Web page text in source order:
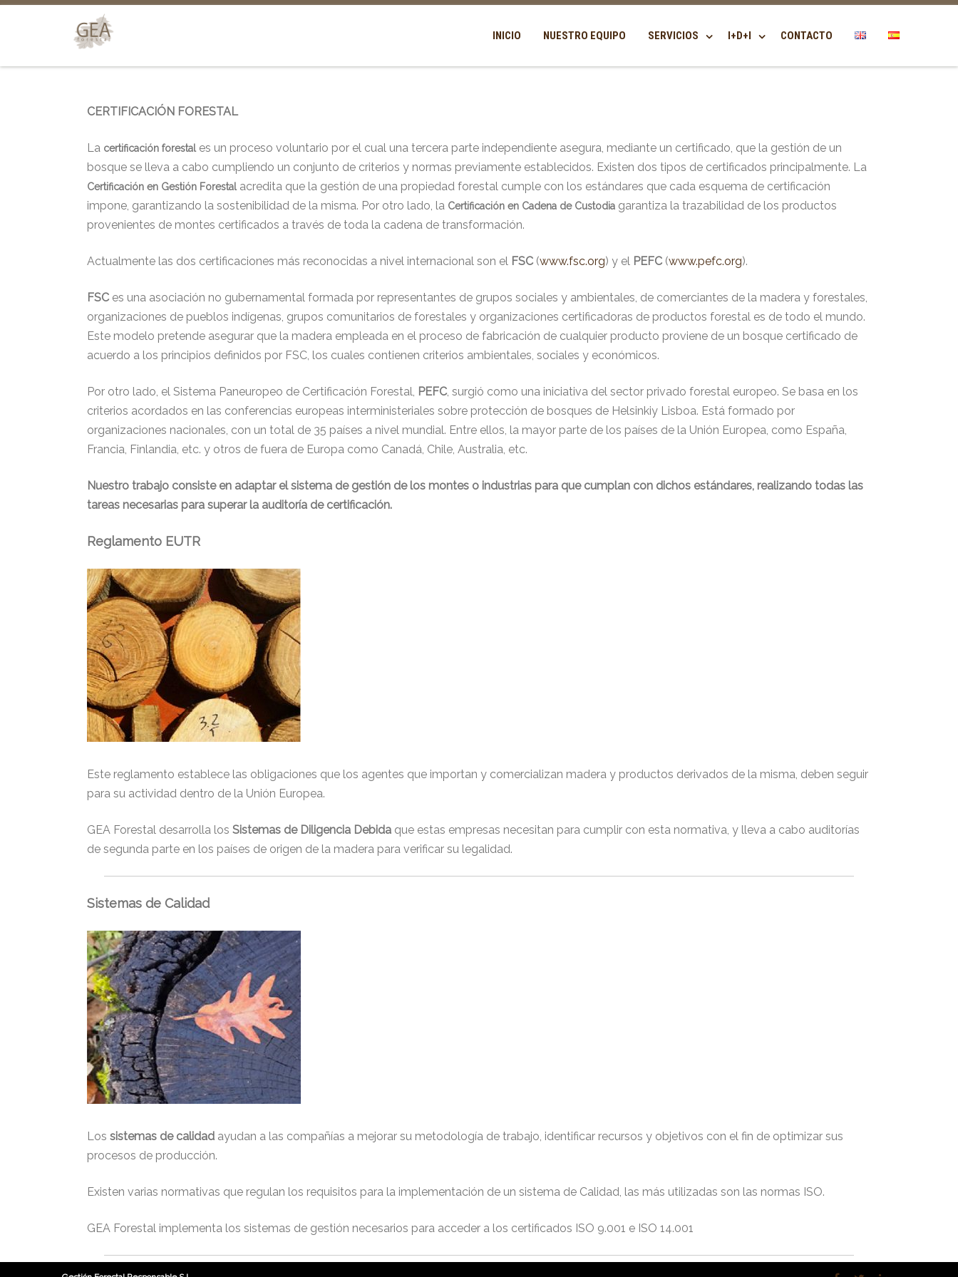
INICIO NUESTRO EQUIPO SERVICIOS I+D+I CONTACTO
CERTIFICACIÓN FORESTAL
La certificación forestales un proceso voluntario por el cual una tercera parte independiente asegura, mediante un certificado, que la gestión de un
bosque se lleva a cabo cumpliendo un conjunto de criterios y normas previamente establecidos. Existen dos tipos de certificados principalmente. La
Certificación en Gestión Forestalacredita que la gestión de una propiedad forestal cumple con los estándares que cada esquema de certificación
impone, garantizando la sostenibilidad de la misma. Por otro lado, la Certificación en Cadena de Custodia garantiza la trazabilidad de los productos
provenientes de montes certificados a través de toda la cadena de transformación.
Actualmente las dos certificaciones más reconocidas a nivel internacional son el FSC (www.fsc.org) y el PEFC (www.pefc.org).
FSC es una asociación no gubernamental formada por representantes de grupos sociales y ambientales, de comerciantes de la madera y forestales,
organizaciones de pueblos indígenas, grupos comunitarios de forestales y organizaciones certificadoras de productos forestal es de todo el mundo.
Este modelo pretende asegurar que la madera empleada en el proceso de fabricación de cualquier producto proviene de un bosque certificado de
acuerdo a los principios definidos por FSC, los cuales contienen criterios ambientales, sociales y económicos.
Por otro lado, el Sistema Paneuropeo de Certificación Forestal, PEFC, surgió como una iniciativa del sector privado forestal europeo. Se basa en los
criterios acordados en las conferencias europeas interministeriales sobre protección de bosques de Helsinkiy Lisboa. Está formado por
organizaciones nacionales, con un total de 35 países a nivel mundial. Entre ellos, la mayor parte de los países de la Unión Europea, como España,
Francia, Finlandia, etc. y otros de fuera de Europa como Canadá, Chile, Australia, etc.
Nuestro trabajo consiste en adaptar el sistema de gestión de los montes o industrias para que cumplan con dichos estándares, realizando todas las
tareas necesarias para superar la auditoría de certificación.
Reglamento EUTR
Este reglamento establece las obligaciones que los agentes que importan y comercializan madera y productos derivados de la misma, deben seguir
para su actividad dentro de la Unión Europea.
GEA Forestal desarrolla los Sistemas de Diligencia Debida que estas empresas necesitan para cumplir con esta normativa, y lleva a cabo auditorías
de segunda parte en los países de origen de la madera para verificar su legalidad.
Sistemas de Calidad
Los sistemas de calidad ayudan a las compañías a mejorar su metodología de trabajo, identificar recursos y objetivos con el fin de optimizar sus
procesos de producción.
Existen varias normativas que regulan los requisitos para la implementación de un sistema de Calidad, las más utilizadas son las normas ISO.
GEA Forestal implementa los sistemas de gestión necesarios para acceder a los certificados ISO 9.001 e ISO 14.001